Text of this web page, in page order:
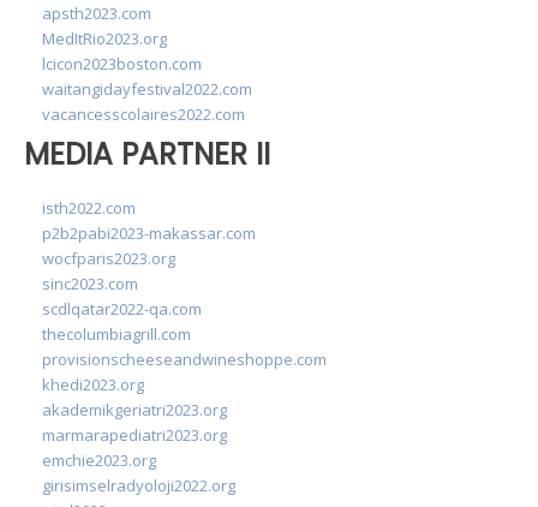
apsth2023.com
MedItRio2023.org
lcicon2023boston.com
waitangidayfestival2022.com
vacancesscolaires2022.com
MEDIA PARTNER II
isth2022.com
p2b2pabi2023-makassar.com
wocfparis2023.org
sinc2023.com
scdlqatar2022-qa.com
thecolumbiagrill.com
provisionscheeseandwineshoppe.com
khedi2023.org
akademikgeriatri2023.org
marmarapediatri2023.org
emchie2023.org
girisimselradyoloji2022.org